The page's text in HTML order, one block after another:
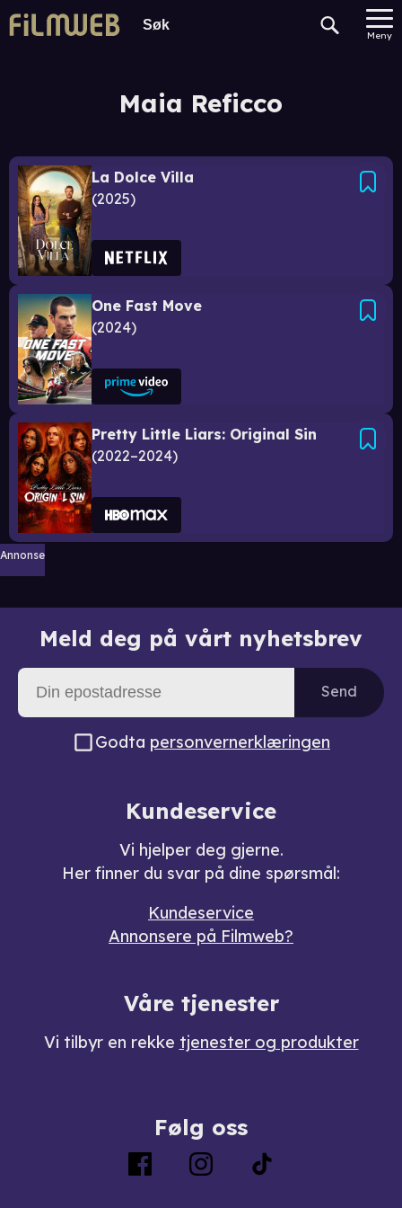
Meny
Maia Reficco
La Dolce Villa
2025
One Fast Move
2024
Pretty Little Liars: Original Sin
2022–2024
Annonse
Meld deg på vårt nyhetsbrev
Send
Godta personvernerklæringen
Kundeservice
Vi hjelper deg gjerne.
Her finner du svar på dine spørsmål:
Kundeservice
Annonsere på Filmweb?
Våre tjenester
Vi tilbyr en rekke tjenester og produkter
Følg oss